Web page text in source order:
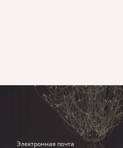
Электронная почта